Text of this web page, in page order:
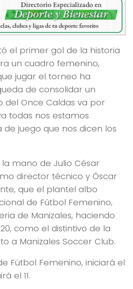
el primer gol de la historia
un cuadro femenino,
jugar el torneo ha
de consolidar un
del Once Caldas va por
todas nos estamos
juego que nos dicen los
mano de Julio César
director técnico y Óscar
que el plantel albo
de Fútbol Femenino,
de Manizales, haciendo
como el distintivo de la
a Manizales Soccer Club.
Fútbol Femenino, iniciará el
el 11.